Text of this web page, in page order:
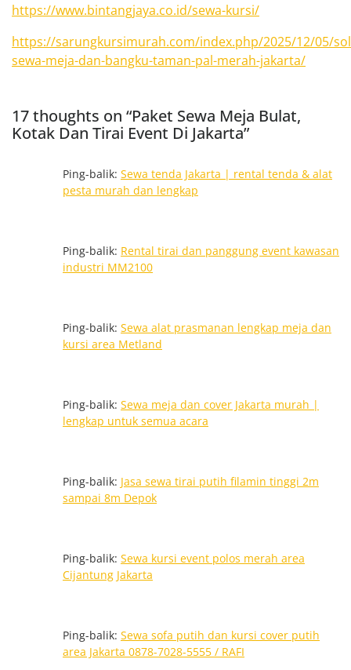
https://www.bintangjaya.co.id/sewa-kursi/
https://sarungkursimurah.com/index.php/2025/12/05/
sewa-meja-dan-bangku-taman-pal-merah-jakarta/
17 thoughts on “Paket Sewa Meja Bulat,
Kotak Dan Tirai Event Di Jakarta”
Ping-balik: Sewa tenda Jakarta | rental tenda & alat
pesta murah dan lengkap
Ping-balik: Rental tirai dan panggung event kawasan
industri MM2100
Ping-balik: Sewa alat prasmanan lengkap meja dan
kursi area Metland
Ping-balik: Sewa meja dan cover Jakarta murah |
lengkap untuk semua acara
Ping-balik: Jasa sewa tirai putih filamin tinggi 2m
sampai 8m Depok
Ping-balik: Sewa kursi event polos merah area
Cijantung Jakarta
Ping-balik: Sewa sofa putih dan kursi cover putih
area Jakarta 0878-7028-5555 / RAFI